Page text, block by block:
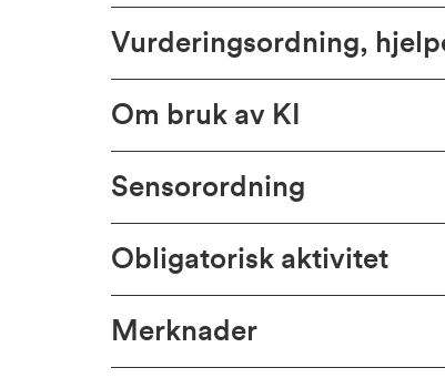
Vurderingsordning,
Om bruk av KI
Sensorordning
Obligatorisk aktivitet
Merknader